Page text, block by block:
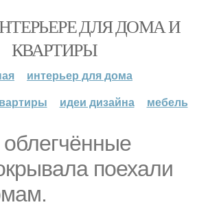
ДЛЯ ДОМА И
КВАРТИРЫ
интерьер для дома
идеи дизайна мебель
поехали